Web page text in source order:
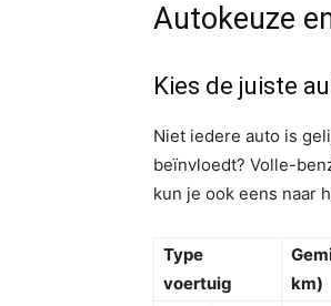
Autokeuze
Kies de juiste
Niet iedere auto is
beïnvloedt? Volle-
kun je ook eens naar
Type
voertuig
km)